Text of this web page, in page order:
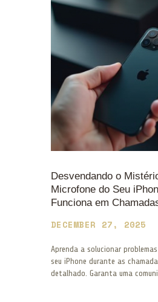
Desvendando o
Microfone do Seu
Funciona em
DECEMBER 27, 2025
Aprenda a solucionar
seu iPhone durante as
detalhado. Garanta uma